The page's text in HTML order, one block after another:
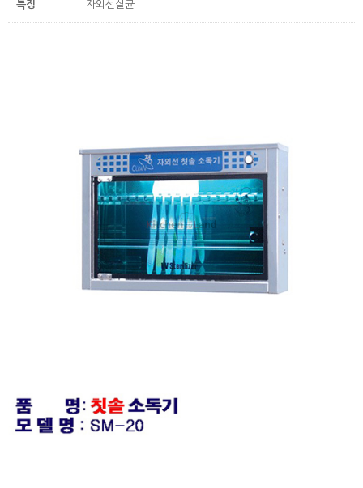
특징 자외선살균